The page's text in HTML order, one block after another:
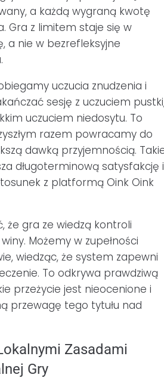
a każdą wygraną kwotę
Gra z limitem staje się w
a nie w bezrefleksyjne
uczucia znudzenia i
sesję z uczuciem
uczuciem niedosytu. To
razem powracamy do
dawką przyjemnością.
długoterminową satysfakcję i
z platformą Oink Oink
że gra ze wiedzą kontroli
Możemy w zupełności
wiedząc, że system zapewni
To odkrywa prawdziwą
przeżycie jest nieocenione i
przewagę tego tytułu nad
Zasadami
Gry